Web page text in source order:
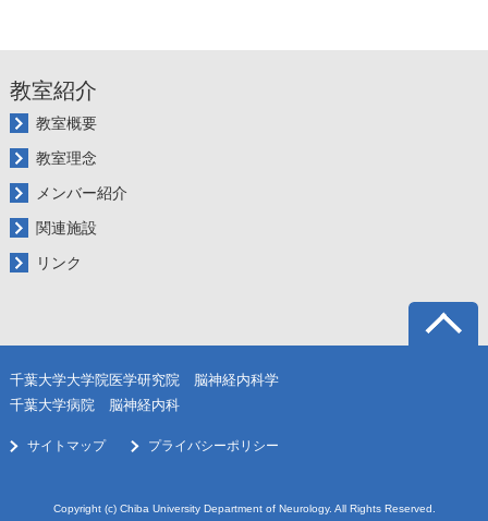
教室紹介
教室概要
教室理念
メンバー紹介
関連施設
リンク
千葉大学大学院医学研究院 脳神経内科学
千葉大学病院 脳神経内科
サイトマップ プライバシーポリシー
Copyright (c) Chiba University Department of Neurology. All Rights Reserved.